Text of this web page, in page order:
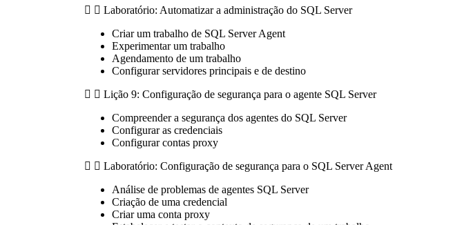
Laboratório: Automatizar a administração do SQL Server
Criar um trabalho de SQL Server Agent
Experimentar um trabalho
Agendamento de um trabalho
Configurar servidores principais e de destino
Lição 9: Configuração de segurança para o agente SQL Server
Compreender a segurança dos agentes do SQL Server
Configurar as credenciais
Configurar contas proxy
Laboratório: Configuração de segurança para o SQL Server Agent
Análise de problemas de agentes SQL Server
Criação de uma credencial
Criar uma conta proxy